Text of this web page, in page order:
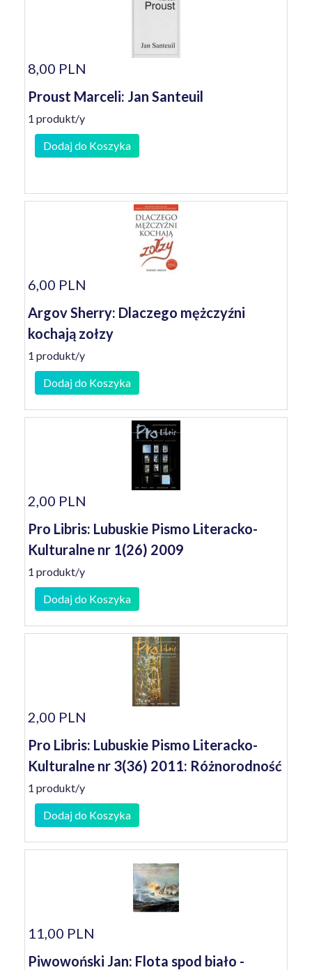
8,00 PLN
Proust Marceli: Jan Santeuil
1 produkt/y
Dodaj do Koszyka
6,00 PLN
Argov Sherry: Dlaczego mężczyźni
kochają zołzy
1 produkt/y
Dodaj do Koszyka
2,00 PLN
Pro Libris: Lubuskie Pismo Literacko-
Kulturalne nr 1(26) 2009
1 produkt/y
Dodaj do Koszyka
2,00 PLN
Pro Libris: Lubuskie Pismo Literacko-
Kulturalne nr 3(36) 2011: Różnorodność
1 produkt/y
Dodaj do Koszyka
11,00 PLN
Piwowoński Jan: Flota spod biało -